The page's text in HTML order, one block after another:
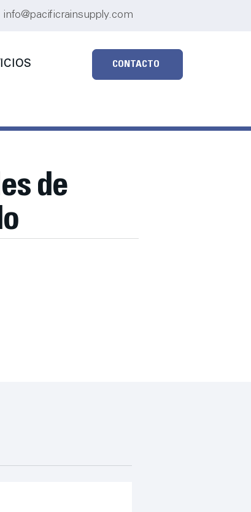
info@pacificrainsupply.com
CONTACTO
de